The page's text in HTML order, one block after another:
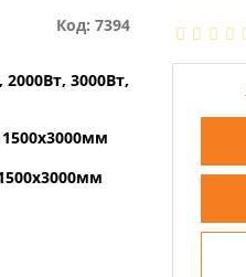
Код: 7394
2000Вт, 3000Вт,